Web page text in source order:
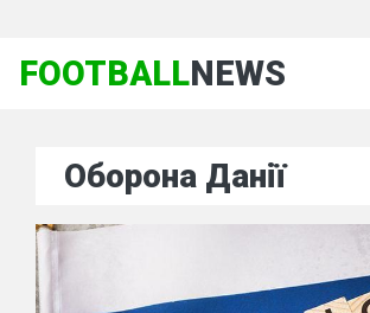
FOOTBALLNEWS
Оборона Данії